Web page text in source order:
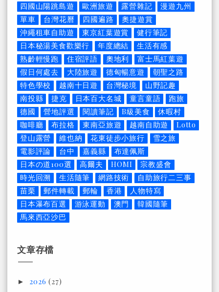
四國山陽跳島遊 歐洲旅遊 露營雜記
漫遊九州
單車
台灣花曆 四國遍路
奧捷遊賞
沖繩租車自助遊
東京紅葉遊賞
健行筆記
日本秘湯美食歡樂行
年度總結
生活有感
熟齡輕慢跑
住宿評語 奧地利
富士馬紅葉遊
假日何處去
大陸旅遊 德匈暢意遊
朝聖之路
特色學校
越南十日遊 台灣秘境
山野記趣
南投縣
捷克 日本百大名城 童言童語
跑旅
德國
營地評選 閱讀筆記 B級美食
休暇村
咖啡廳
布拉格 東南亞旅遊 越南自助遊
Lotto
登山露營
維也納 花東徒步小旅行
雪之旅
電影評論
台中 嘉義縣
布達佩斯
日本の道100選
高爾夫 HOMI
宗教盛會
時光回溯
生活隨筆 網路技術
自助旅行二三事
苗栗
郵件轉載 郵輪 香港
人物特寫
日本瀑布百選
游泳運動 澳門
韓國隨筆
馬來西亞沙巴
文章存檔
► 2026(27)